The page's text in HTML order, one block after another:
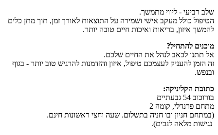
שלב רביעי - ליווי מתמשך.
הטיפול כולל מעקב אישי ושמירה על התוצאות לאורך זמן, תוך מתן כלים
להמשך איזון, בריאות ואיכות חיים טובה יותר.
מוכנים להתחיל?
אל תתנו לכאב לנהל את החיים שלכם.
זה הזמן להעניק לעצמכם טיפול, איזון והזדמנות להרגיש טוב יותר - בגוף
ובנפש.
כתובת הקליניקה:
בורוכוב 54 גבעתיים
מתחם פרנדלי, קומה 2
(במתחם חניון ובו חניה בתשלום. שעה וחצי ראשונות חינם.
נגישות מלאה לנכים).